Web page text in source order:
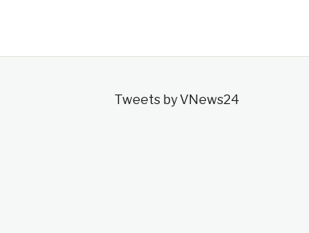
Tweets by VNews24